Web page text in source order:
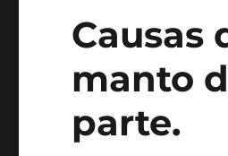
Causas
manto
parte.